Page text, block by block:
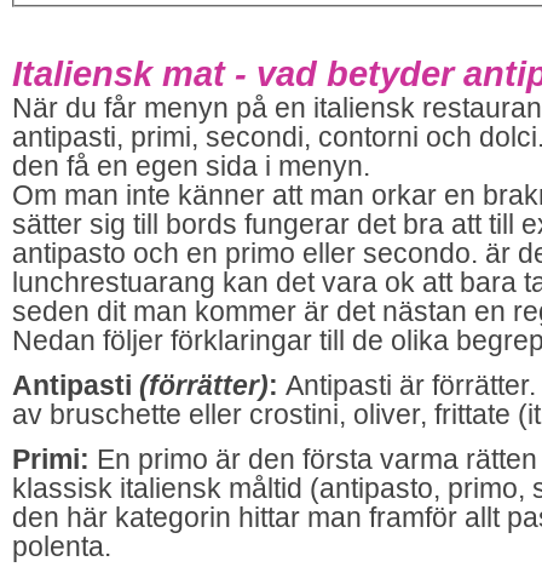
Italiensk mat - vad betyder
När du får menyn på en italiensk
antipasti, primi, secondi, contorni och
den få en egen sida i menyn.
Om man inte känner att man orkar en
sätter sig till bords fungerar det bra att till
antipasto och en primo eller secondo. är
lunchrestuarang kan det vara ok att bara
seden dit man kommer är det nästan en
Nedan följer förklaringar till de olika
Antipasti (förrätter): Antipasti är
av bruschette eller crostini, oliver, frittate
Primi: En primo är den första varma
klassisk italiensk måltid (antipasto, primo,
den här kategorin hittar man framför allt
polenta.